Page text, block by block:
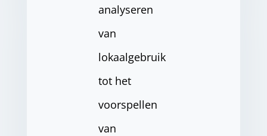
analyseren
van
lokaalgebruik
tot het
voorspellen
van